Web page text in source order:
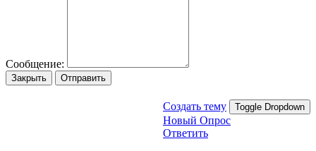
Сообщение:
Закрыть Отправить
Создать тему Toggle Dropdown
Новый Опрос
Ответить